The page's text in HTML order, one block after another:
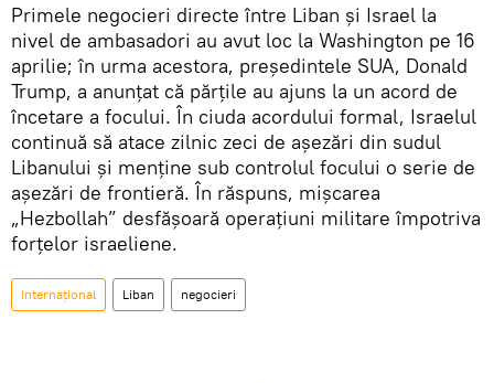
Primele negocieri directe între Liban și Israel la
nivel de ambasadori au avut loc la Washington pe 16
aprilie; în urma acestora, președintele SUA, Donald
Trump, a anunțat că părțile au ajuns la un acord de
încetare a focului. În ciuda acordului formal, Israelul
continuă să atace zilnic zeci de așezări din sudul
Libanului și menține sub controlul focului o serie de
așezări de frontieră. În răspuns, mișcarea
„Hezbollah” desfășoară operațiuni militare împotriva
forțelor israeliene.
Internațional Liban negocieri